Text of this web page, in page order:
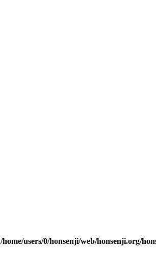
/home/users/0/honsenji/web/honsenji.org/